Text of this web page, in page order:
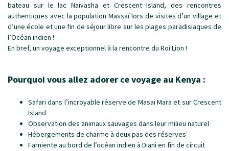
bateau sur le lac Naivasha et Crescent Island, des rencontres
authentiques avec la population Massaï lors de visites d’un village et
d’une école et une fin de séjour libre sur les plages paradisiaques de
l’Océan indien !
En bref, un voyage exceptionnel à la rencontre du Roi Lion !
Pourquoi vous allez adorer ce voyage au Kenya :
Safari dans l’incroyable réserve de Masai Mara et sur Crescent
Island
Observation des animaux sauvages dans leur milieu naturel
Hébergements de charme à deux pas des réserves
Farniente au bord de l’océan indien à Diani en fin de circuit